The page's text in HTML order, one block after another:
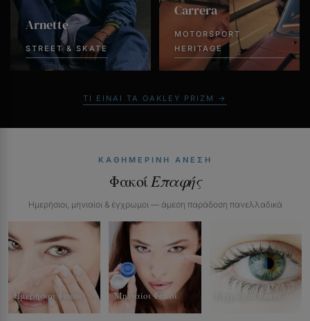
Arnette
STREET & SKATE
Carrera
MOTORSPORT
HERITAGE
ΤΙ ΕΊΝΑΙ ΤΑ OAKLEY PRIZM →
ΚΑΘΗΜΕΡΙΝΉ ΆΝΕΣΗ
ΦακοίΕπαφής
Ημερήσιοι, μηνιαίοι & έγχρωμοι — άμεση παράδοση πανελλαδικά
Ημερήσιοι Φακοί Μηνιαίοι Φακοί Έγχρωμοι Φακοί